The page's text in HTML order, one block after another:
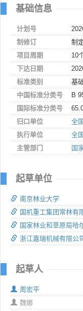
基础信息
计划号
制修订
制
项目周期
10
下达日期
标准类别
基
中国标准分类号
B
国际标准分类号
归口单位
全
执行单位
全
主管部门
国
起草单位
南京林业大学
国机重工集团常林有
国家林业和草原局哈
浙江嘉瑞机械有限公
起草人
周宏平
魏娜